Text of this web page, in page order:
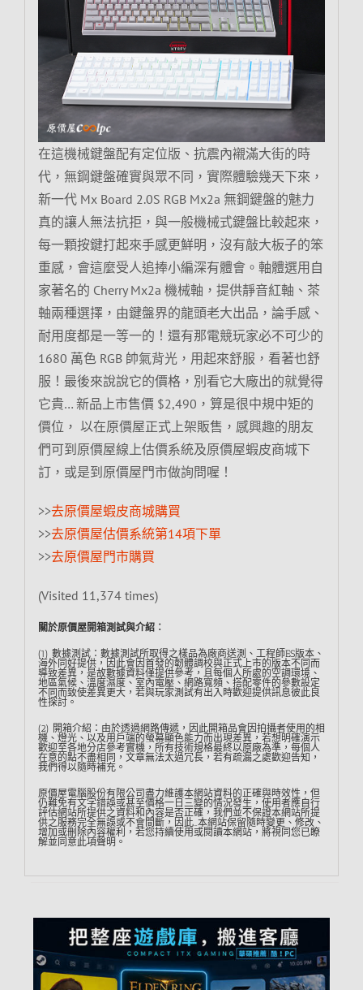
在這機械鍵盤配有定位版、抗震內襯滿大街的時
代，無鋼鍵盤確實與眾不同，實際體驗幾天下來，
新一代 Mx Board 2.0S RGB Mx2a 無鋼鍵盤的魅力
真的讓人無法抗拒，與一般機械式鍵盤比較起來，
每一顆按鍵打起來手感更鮮明，沒有敲大板子的笨
重感，會這麼受人追捧小編深有體會。軸體選用自
家著名的 Cherry Mx2a 機械軸，提供靜音紅軸、茶
軸兩種選擇，由鍵盤界的龍頭老大出品，論手感、
耐用度都是一等一的！還有那電競玩家必不可少的
1680 萬色 RGB 帥氣背光，用起來舒服，看著也舒
服！最後來說說它的價格，別看它大廠出的就覺得
它貴… 新品上市售價 $2,490，算是很中規中矩的
價位， 以在原價屋正式上架販售，感興趣的朋友
們可到原價屋線上估價系統及原價屋蝦皮商城下
訂，或是到原價屋門市做詢問喔！
>>去原價屋蝦皮商城購買
>>去原價屋估價系統第14項下單
>>去原價屋門市購買
(Visited 11,374 times)
關於原價屋開箱測試與介紹︰
(1) 數據測試：數據測試所取得之樣品為廠商送測、工程師ES版本、
海外同好提供，因此會因首發的韌體調校與正式上市的版本不同而
導致差異，是故數據資料僅提供參考，且每個人所處的空調環境、
地區氣候、溫度濕度、室內電壓、網路寬頻、搭配零件的參數設定
不同而致使差異更大，若與玩家測試有出入時歡迎提供訊息彼此良
性探討。
(2) 開箱介紹：由於透過網路傳遞，因此開箱品會因拍攝者使用的相
機、燈光、以及用戶端的螢幕顯色能力而出現差異，若想明確演示
歡迎至各地分店參考實機，所有技術規格最終以原廠為準，每個人
在意的點不盡相同，文章無法太過冗長，若有疏漏之處歡迎告知，
我們得以隨時補充。
原價屋電腦股份有限公司盡力維護本網站資料的正確與時效性，但
仍難免有文字錯誤或甚至價格一日三變的情況發生，使用者應自行
評估網站所提供之資料和內容是否正確，我們並不保證本網站所提
供之服務完全無誤或不會間斷，因此…本網站保留隨時變更、修改、
增加或刪除內容權利，若您持續使用或閱讀本網站，將視同您已瞭
解並同意此項聲明。